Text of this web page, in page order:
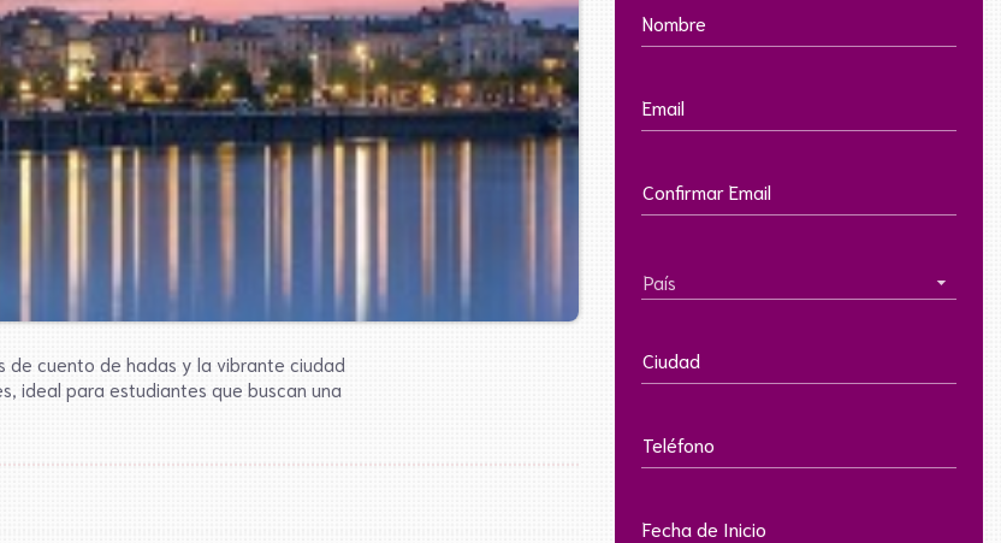
de cuento de hadas y la vibrante ciudad
ideal para estudiantes que buscan una
Nombre
Email
Confirmar Email
País
Ciudad
Teléfono
Fecha de Inicio